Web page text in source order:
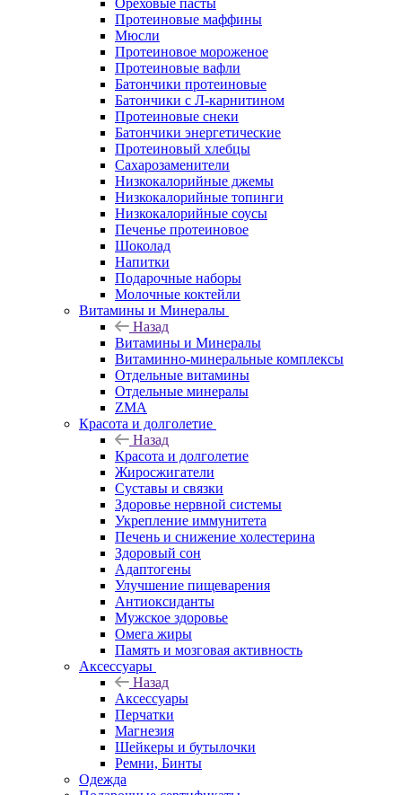
Ореховые пасты
Протеиновые маффины
Мюсли
Протеиновое мороженое
Протеиновые вафли
Батончики протеиновые
Батончики с Л-карнитином
Протеиновые снеки
Батончики энергетические
Протеиновый хлебцы
Сахарозаменители
Низкокалорийные джемы
Низкокалорийные топинги
Низкокалорийные соусы
Печенье протеиновое
Шоколад
Напитки
Подарочные наборы
Молочные коктейли
Витамины и Минералы
Назад
Витамины и Минералы
Витаминно-минеральные комплексы
Отдельные витамины
Отдельные минералы
ZMA
Красота и долголетие
Назад
Красота и долголетие
Жиросжигатели
Суставы и связки
Здоровье нервной системы
Укрепление иммунитета
Печень и снижение холестерина
Здоровый сон
Адаптогены
Улучшение пищеварения
Антиоксиданты
Мужское здоровье
Омега жиры
Память и мозговая активность
Аксессуары
Назад
Аксессуары
Перчатки
Магнезия
Шейкеры и бутылочки
Ремни, Бинты
Одежда